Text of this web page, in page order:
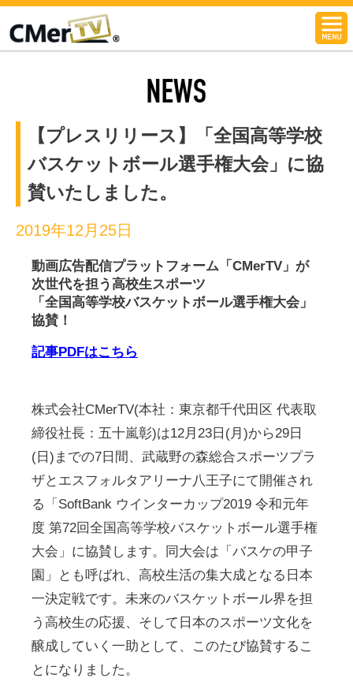
CMerTV
【プレスリリース】「全国高等学校
バスケットボール選手権大会」に協
賛いたしました。
2019年12月25日
動画広告配信プラットフォーム「CMerTV」が
次世代を担う高校生スポーツ
「全国高等学校バスケットボール選手権大会」
協賛！
記事PDFはこちら
株式会社CMerTV(本社：東京都千代田区 代表取
締役社長：五十嵐彰)は12月23日(月)から29日
(日)までの7日間、武蔵野の森総合スポーツプラ
ザとエスフォルタアリーナ八王子にて開催され
る「SoftBank ウインターカップ2019 令和元年
度 第72回全国高等学校バスケットボール選手権
大会」に協賛します。同大会は「バスケの甲子
園」とも呼ばれ、高校生活の集大成となる日本
一決定戦です。未来のバスケットボール界を担
う高校生の応援、そして日本のスポーツ文化を
醸成していく一助として、このたび協賛するこ
とになりました。